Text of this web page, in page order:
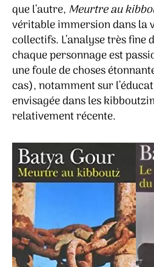
que l’autre, Meurtre au
véritable immersion dans la
collectifs. L’analyse très fine
chaque personnage est
une foule de choses
cas), notamment sur
envisagée dans les
relativement récente.